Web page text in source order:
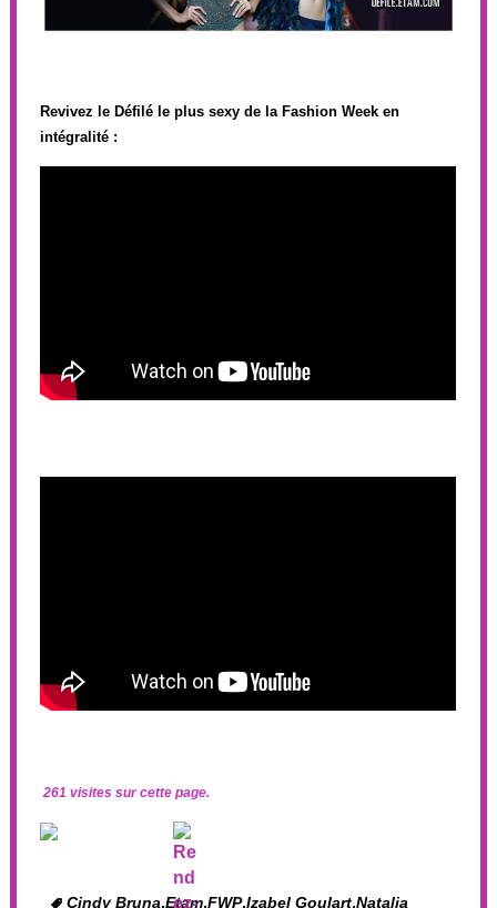
Revivez le Défilé le plus sexy de la Fashion Week en
intégralité :
261 visites sur cette page.
Cindy Bruna,Etam,FWP,Izabel Goulart,Natalia